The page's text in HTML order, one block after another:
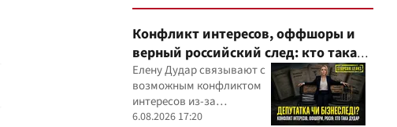
Конфликт интересов, оффшоры и
верный российский след: кто такая
Елена Дударь
Елену Дудар связывают с
возможным конфликтом
интересов из-за
семейного строительного
6.08.2026 17:20